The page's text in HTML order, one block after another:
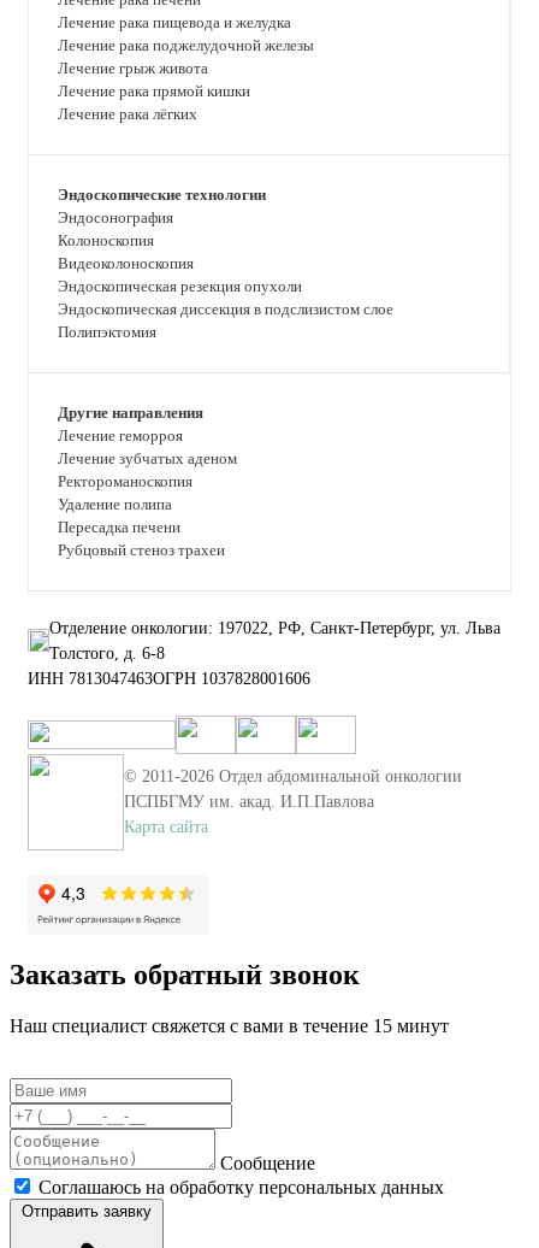
Лечение рака пищевода и желудка
Лечение рака поджелудочной железы
Лечение грыж живота
Лечение рака прямой кишки
Лечение рака лёгких
Эндоскопические технологии
Эндосонография
Колоноскопия
Видеоколоноскопия
Эндоскопическая резекция опухоли
Эндоскопическая диссекция в подслизистом слое
Полипэктомия
Другие направления
Лечение геморроя
Лечение зубчатых аденом
Ректороманоскопия
Удаление полипа
Пересадка печени
Рубцовый стеноз трахеи
Отделение онкологии: 197022, РФ, Санкт-Петербург, ул. Льва
Толстого, д. 6-8
ИНН 7813047463ОГРН 1037828001606
© 2011-2026 Отдел абдоминальной онкологии
ПСПБГМУ им. акад. И.П.Павлова
Карта сайта
Заказать обратный звонок
Наш специалист свяжется с вами в течение 15 минут
Сообщение
Соглашаюсь на обработку персональных данных
Отправить заявку